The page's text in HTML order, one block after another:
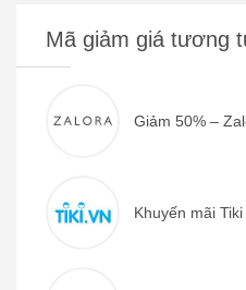
Mã giảm giá tương
Giảm 50% –
Khuyến mãi Tiki